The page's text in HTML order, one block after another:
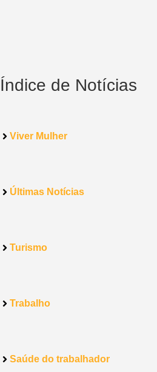
Índice de Notícias
Viver Mulher
Últimas Notícias
Turismo
Trabalho
Saúde do trabalhador